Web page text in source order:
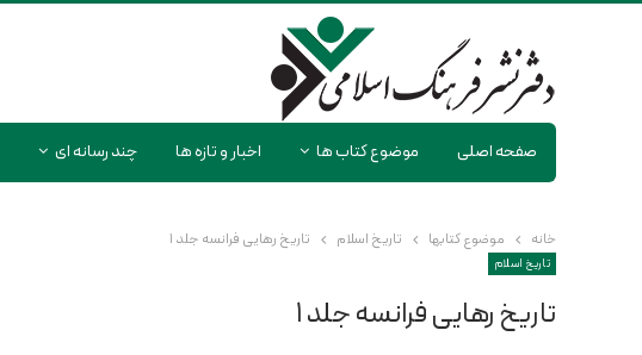
صفحه اصلی موضوع کتاب ها اخبار و تازه ها چند رسانه ای
خانه موضوع کتابها تاریخ اسلام تاریخ رهایی فرانسه جلد ۱
تاریخ اسلام
تاریخ رهایی فرانسه جلد ۱